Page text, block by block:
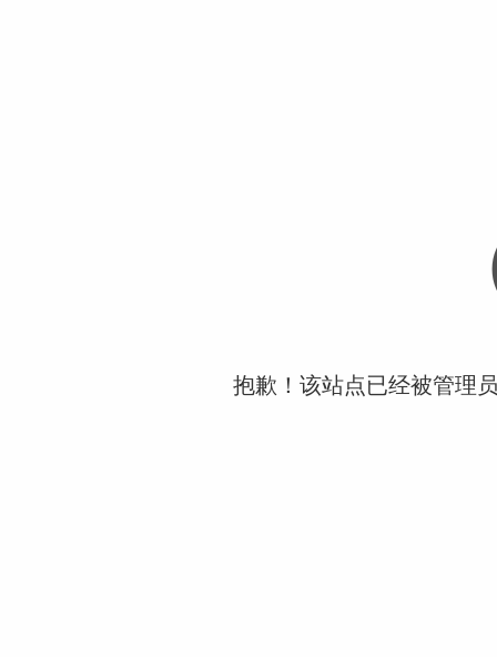
抱歉！该站点已经被管理